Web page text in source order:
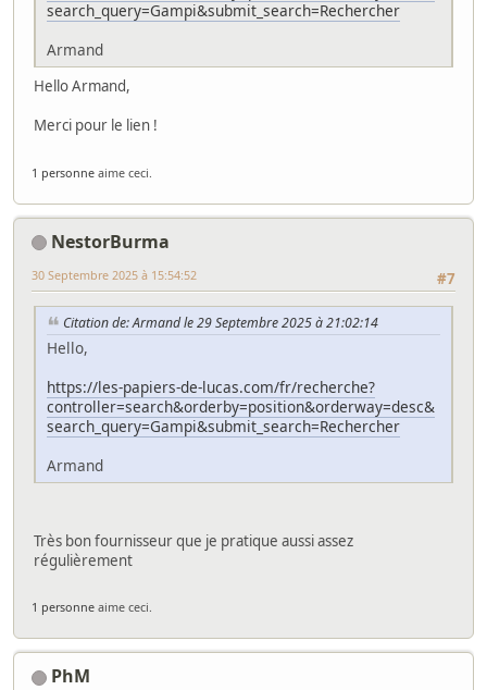
search_query=Gampi&submit_search=Rechercher
Armand
Hello Armand,
Merci pour le lien !
1 personne aime ceci.
NestorBurma
#7
30 Septembre 2025 à 15:54:52
Citation de: Armand le 29 Septembre 2025 à 21:02:14
Hello,
https://les-papiers-de-lucas.com/fr/recherche?
controller=search&orderby=position&orderway=desc&
search_query=Gampi&submit_search=Rechercher
Armand
Très bon fournisseur que je pratique aussi assez
régulièrement
1 personne aime ceci.
PhM